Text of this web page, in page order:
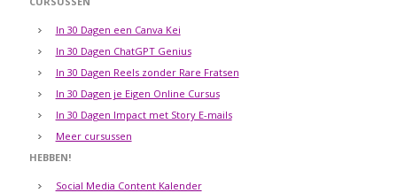
In 30 Dagen een Canva Kei
In 30 Dagen ChatGPT Genius
In 30 Dagen Reels zonder Rare Fratsen
In 30 Dagen je Eigen Online Cursus
In 30 Dagen Impact met Story E-mails
Meer cursussen
HEBBEN!
Social Media Content Kalender